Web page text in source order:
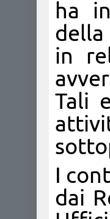
ha
della
in
Tali
I
dai